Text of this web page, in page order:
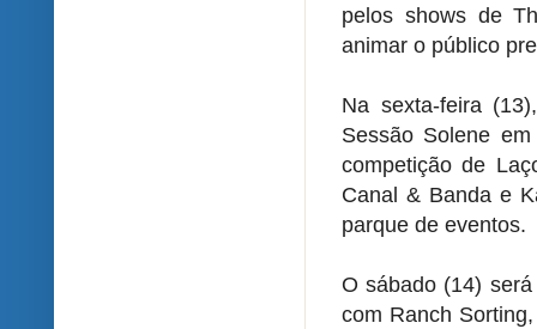
pelos shows de
animar o público
Na sexta-feira
Sessão Solene
competição de
Canal & Banda e
parque de eventos.
O sábado (14)
com Ranch